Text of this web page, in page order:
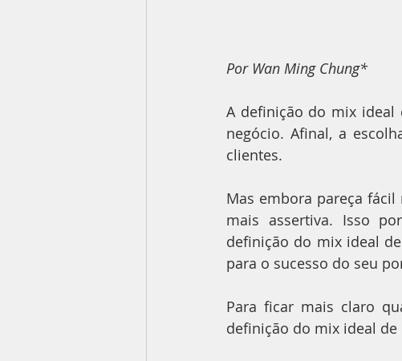
Por Wan Ming Chung*
A definição do mix ideal
negócio. Afinal, a
clientes.
Mas embora pareça
mais assertiva. Isso
definição do mix ideal
para o sucesso do seu
Para ficar mais claro
definição do mix ideal de